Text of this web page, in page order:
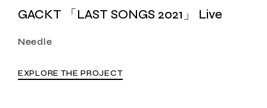
GACKT 「LAST SONGS 2021」 Live
Needle
EXPLORE THE PROJECT